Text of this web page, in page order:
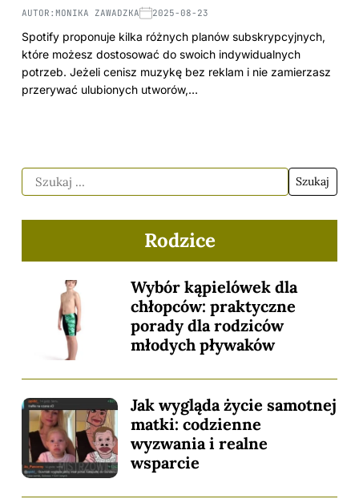
AUTOR: MONIKA ZAWADZKA 2025-08-23
Spotify proponuje kilka różnych planów subskrypcyjnych,
które możesz dostosować do swoich indywidualnych
potrzeb. Jeżeli cenisz muzykę bez reklam i nie zamierzasz
przerywać ulubionych utworów,…
Rodzice
Wybór kąpielówek dla
chłopców: praktyczne
porady dla rodziców
młodych pływaków
Jak wygląda życie samotnej
matki: codzienne
wyzwania i realne
wsparcie